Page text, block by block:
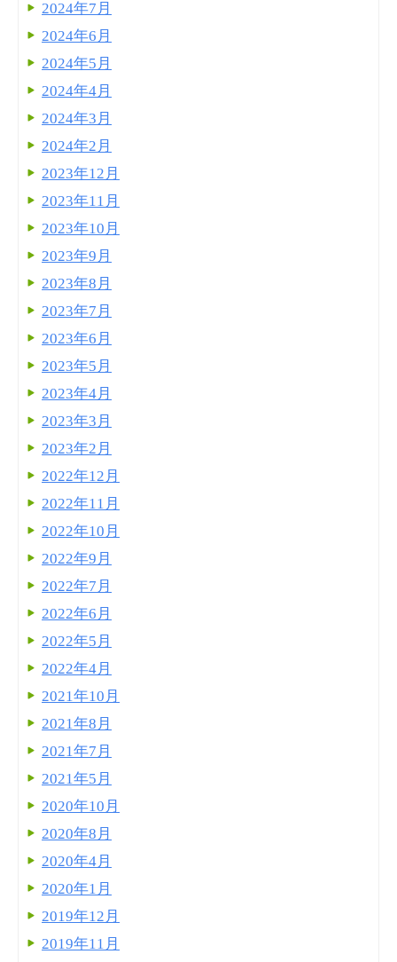
2024年7月
2024年6月
2024年5月
2024年4月
2024年3月
2024年2月
2023年12月
2023年11月
2023年10月
2023年9月
2023年8月
2023年7月
2023年6月
2023年5月
2023年4月
2023年3月
2023年2月
2022年12月
2022年11月
2022年10月
2022年9月
2022年7月
2022年6月
2022年5月
2022年4月
2021年10月
2021年8月
2021年7月
2021年5月
2020年10月
2020年8月
2020年4月
2020年1月
2019年12月
2019年11月